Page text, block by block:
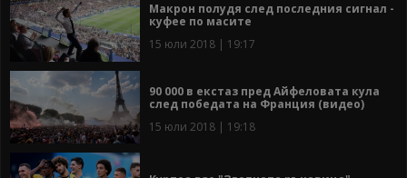
Макрон полудя след последния сигнал -
куфее по масите
15 юли 2018 | 19:17
90 000 в екстаз пред Айфеловата кула
след победата на Франция (видео)
15 юли 2018 | 19:18